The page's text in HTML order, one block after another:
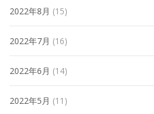
2022年8月 (15)
2022年7月 (16)
2022年6月 (14)
2022年5月 (11)